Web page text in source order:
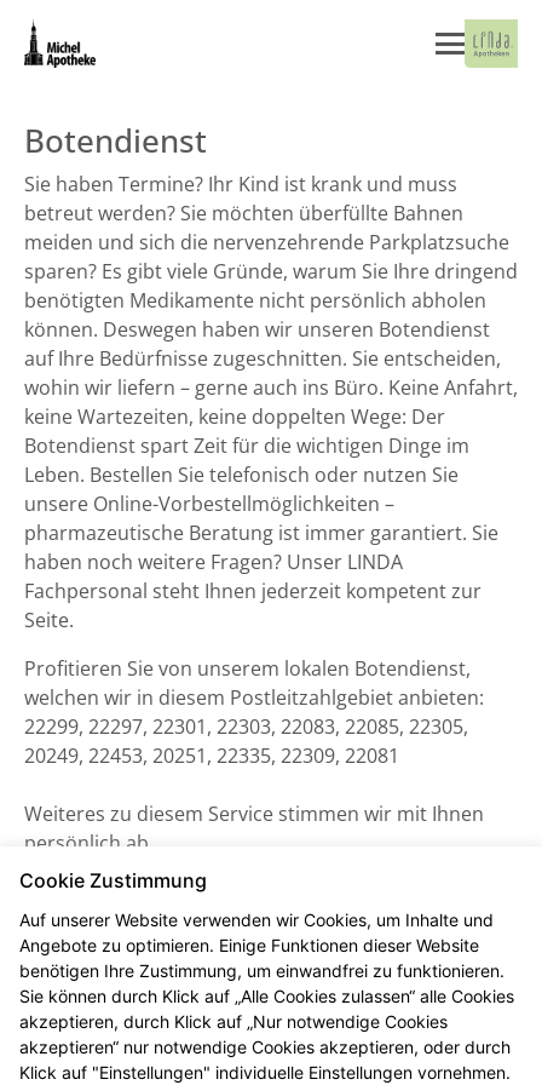
Botendienst
Sie haben Termine? Ihr Kind ist krank und muss
betreut werden? Sie möchten überfüllte Bahnen
meiden und sich die nervenzehrende Parkplatzsuche
sparen? Es gibt viele Gründe, warum Sie Ihre dringend
benötigten Medikamente nicht persönlich abholen
können. Deswegen haben wir unseren Botendienst
auf Ihre Bedürfnisse zugeschnitten. Sie entscheiden,
wohin wir liefern – gerne auch ins Büro. Keine Anfahrt,
keine Wartezeiten, keine doppelten Wege: Der
Botendienst spart Zeit für die wichtigen Dinge im
Leben. Bestellen Sie telefonisch oder nutzen Sie
unsere Online-Vorbestellmöglichkeiten –
pharmazeutische Beratung ist immer garantiert. Sie
haben noch weitere Fragen? Unser LINDA
Fachpersonal steht Ihnen jederzeit kompetent zur
Seite.
Profitieren Sie von unserem lokalen Botendienst,
welchen wir in diesem Postleitzahlgebiet anbieten:
22299, 22297, 22301, 22303, 22083, 22085, 22305,
20249, 22453, 20251, 22335, 22309, 22081
Weiteres zu diesem Service stimmen wir mit Ihnen
persönlich ab.
Cookie Zustimmung
Auf unserer Website verwenden wir Cookies, um Inhalte und
Angebote zu optimieren. Einige Funktionen dieser Website
benötigen Ihre Zustimmung, um einwandfrei zu funktionieren.
Sie können durch Klick auf „Alle Cookies zulassen“ alle Cookies
akzeptieren, durch Klick auf „Nur notwendige Cookies
akzeptieren“ nur notwendige Cookies akzeptieren, oder durch
Klick auf "Einstellungen" individuelle Einstellungen vornehmen.